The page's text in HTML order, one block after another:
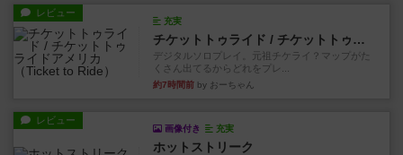
レビュー
充実
チケットトゥライド / チケットトゥライドアメリカ
デジタルソロプレイ。元祖チケライ？マップがた
くさん出てるからどれをプレ...
約7時間前 by おーちゃん
レビュー
画像付き 充実
ホットストリーク